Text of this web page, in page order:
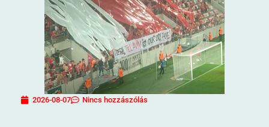
2026-08-07 Nincs hozzászólás